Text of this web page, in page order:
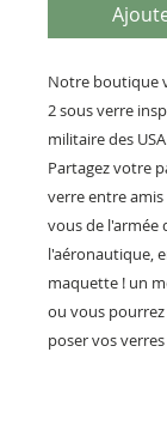
Notre boutique
2 sous verre
militaire des
Partagez votre
verre entre
vous de l'armée
l'aéronautique,
maquette ! un
ou vous
poser vos